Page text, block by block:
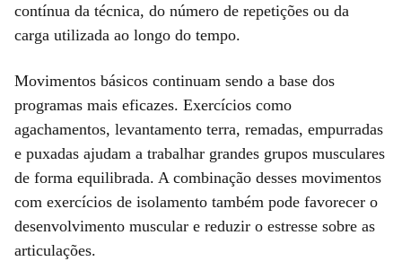
contínua da técnica, do número de repetições ou da
carga utilizada ao longo do tempo.
Movimentos básicos continuam sendo a base dos
programas mais eficazes. Exercícios como
agachamentos, levantamento terra, remadas, empurradas
e puxadas ajudam a trabalhar grandes grupos musculares
de forma equilibrada. A combinação desses movimentos
com exercícios de isolamento também pode favorecer o
desenvolvimento muscular e reduzir o estresse sobre as
articulações.